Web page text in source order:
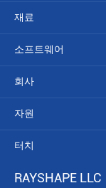
재료
소프트웨어
회사
자원
터치
RAYSHAPE LLC